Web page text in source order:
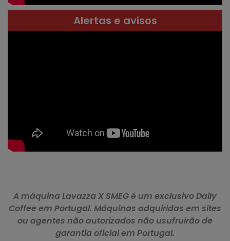
Alertas e avisos
A máquina Lavazza X SMEG é um exclusivo Daily
Coffee em Portugal. Máquinas adquiridas em sites
ou agentes não autorizados não usufruirão de
garantia oficial em Portugal.